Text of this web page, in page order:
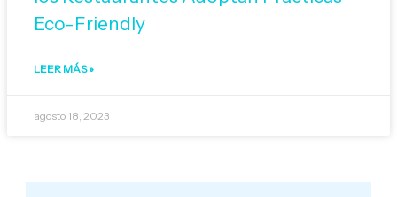
Eco-Friendly
LEER MÁS »
agosto 18, 2023